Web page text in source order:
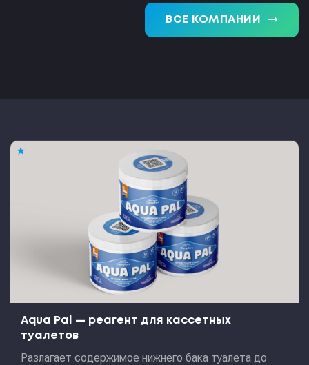
ВСЕ КОМПАНИИ trending_flat
★
Aqua Pal — pеагент для кассетных
туалетов
Разлагает содержимое нижнего бака туалета до